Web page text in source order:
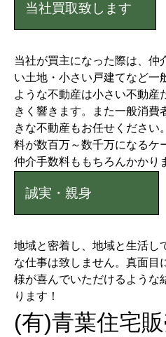
当社買取致します
当社が買主になった際は、仲
い土地・小さい戸建てなど一
ような不動産は小さい不動産
きく響きます。また一般消費
きな不動産もお任せください
料が数百万～数千万になるケ
仲介手数料ももちろんかかり
誠実・親身
地域と密着し、地域と生活し
な仕事は致しません。真面目
様が喜んでいただけるような
ります！
(有)青葉住宅